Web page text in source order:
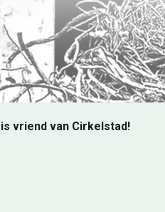
is vriend van Cirkelstad!